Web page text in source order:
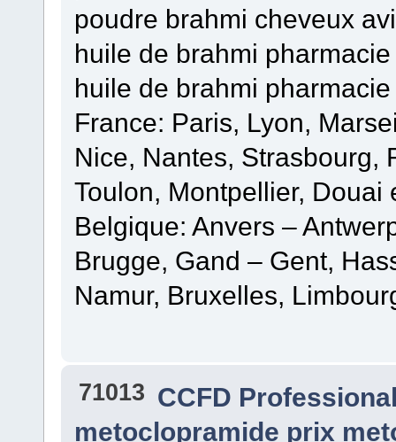
poudre brahmi cheveux
huile de brahmi
huile de brahmi
France: Paris, Lyon,
Nice, Nantes, Strasbourg,
Toulon, Montpellier, Douai
Belgique: Anvers –
Brugge, Gand – Gent,
Namur, Bruxelles,
71013 CCFD
metoclopramide prix